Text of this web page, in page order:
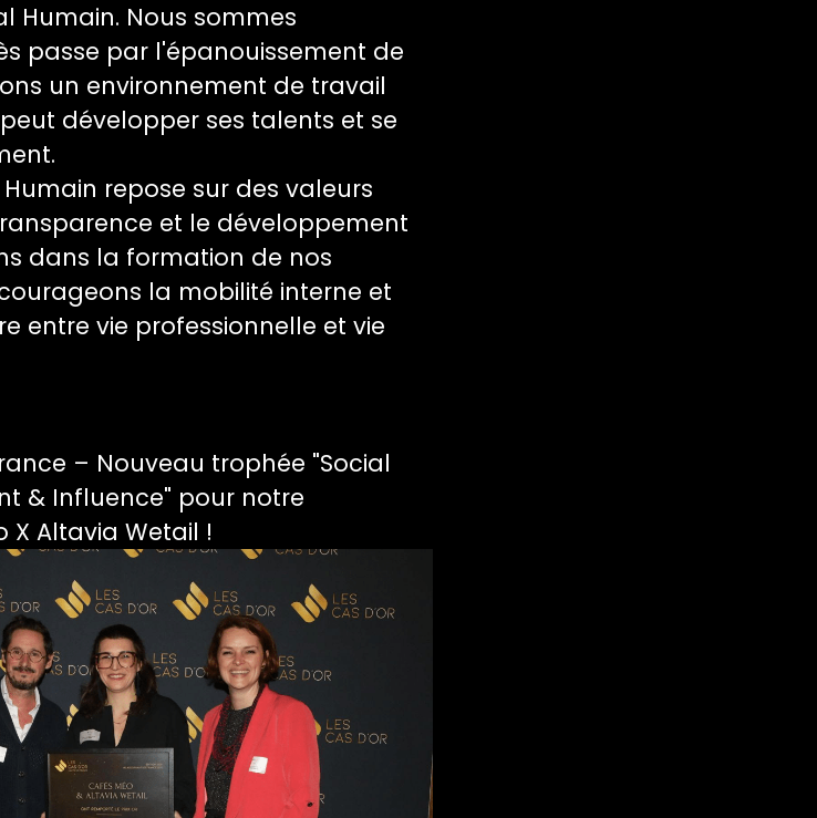
Humain. Nous sommes
passe par l'épanouissement de
un environnement de travail
développer ses talents et se
repose sur des valeurs
et le développement
dans la formation de nos
la mobilité interne et
entre vie professionnelle et vie
– Nouveau trophée "Social
& Influence" pour notre
Altavia Wetail !